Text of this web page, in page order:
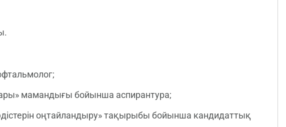
мамандығы бойынша аспирантура;
оңтайландыру» тақырыбы бойынша кандидаттық